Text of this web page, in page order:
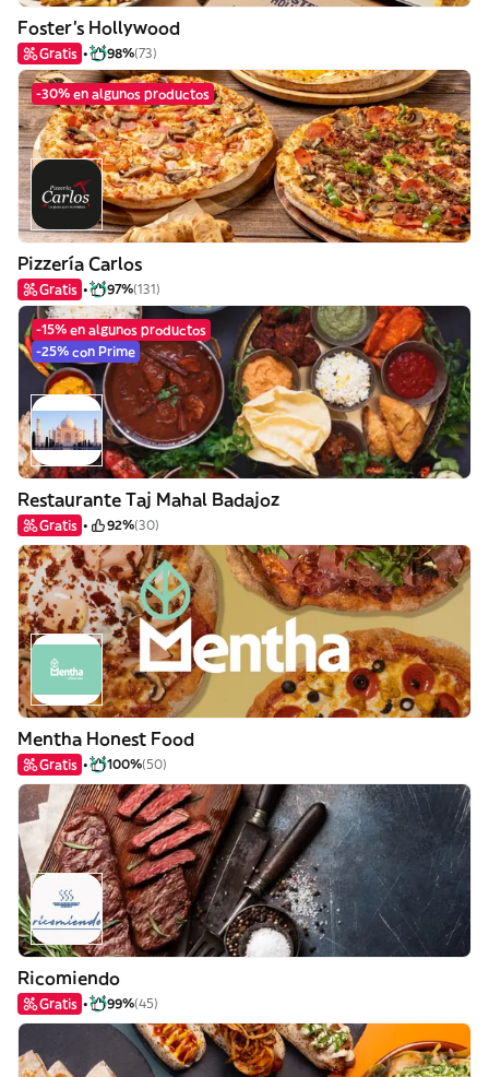
Foster's Hollywood
Gratis 98%(73)
-30% en algunos productos
Pizzería Carlos
Gratis 97%(131)
-15% en algunos productos
-25% con Prime
Restaurante Taj Mahal Badajoz
Gratis 92%(30)
Mentha Honest Food
Gratis 100%(50)
Ricomiendo
Gratis 99%(45)